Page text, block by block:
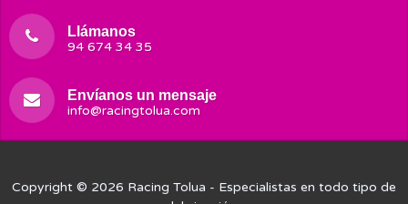
Llámanos
94 674 34 35
Envíanos un mensaje
info@racingtolua.com
Copyright © 2026 Racing Tolua - Especialistas en todo tipo de